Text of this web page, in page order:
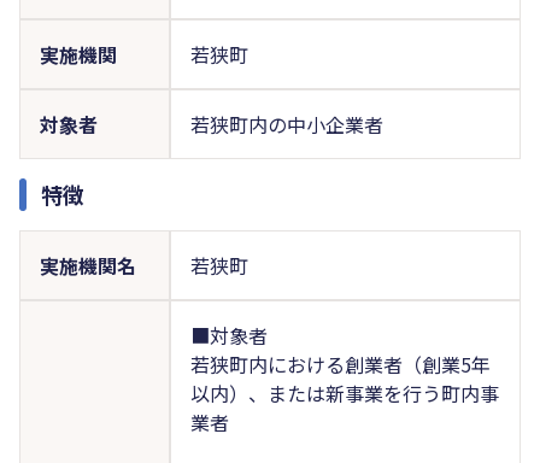
実施機関 若狭町
対象者 若狭町内の中小企業者
特徴
実施機関名 若狭町
■対象者
若狭町内における創業者（創業5年
以内）、または新事業を行う町内事
業者